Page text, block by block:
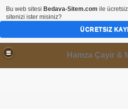
Bu web sitesi Bedava-Sitem.com ile
sitenizi ister misiniz?
ÜCRETSIZ